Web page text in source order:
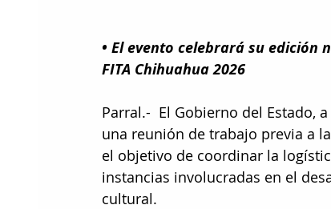
• El evento celebrará su
FITA Chihuahua 2026
Parral.-  El Gobierno del Estado,
una reunión de trabajo previa a
el objetivo de coordinar la
instancias involucradas en el
cultural.